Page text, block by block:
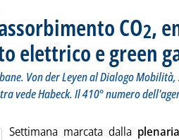
CO2,
elettrico e green
Von der Leyen al Dialogo
vede Habeck. Il 410° numero
Settimana marcata dalla plenaria